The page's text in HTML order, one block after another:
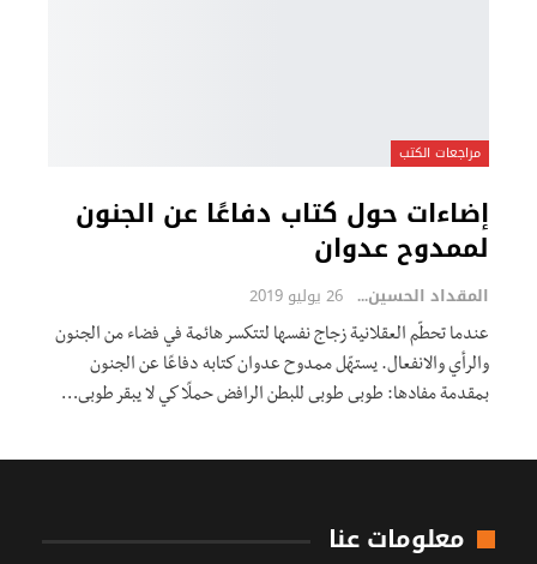
مراجعات الكتب
إضاءات حول كتاب دفاعًا عن الجنون
لممدوح عدوان
المقداد الحسين 26 يوليو 2019
عندما تحطّم العقلانية زجاج نفسها لتتكسر هائمة في فضاء من الجنون
والرأي والانفعال. يستهّل ممدوح عدوان كتابه دفاعًا عن الجنون
بمقدمة مفادها: طوبى طوبى للبطن الرافض حملًا كي لا يبقر طوبى…
معلومات عنا